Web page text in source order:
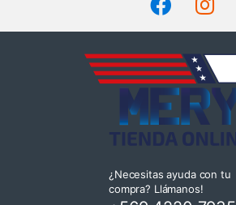
¿Necesitas ayuda con tu
compra? Llámanos!